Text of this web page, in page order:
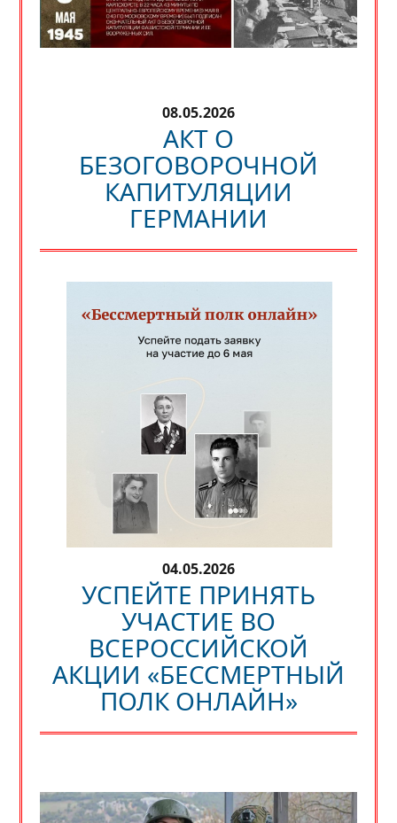
08.05.2026
АКТ О
БЕЗОГОВОРОЧНОЙ
КАПИТУЛЯЦИИ
ГЕРМАНИИ
04.05.2026
УСПЕЙТЕ ПРИНЯТЬ
УЧАСТИЕ ВО
ВСЕРОССИЙСКОЙ
АКЦИИ «БЕССМЕРТНЫЙ
ПОЛК ОНЛАЙН»